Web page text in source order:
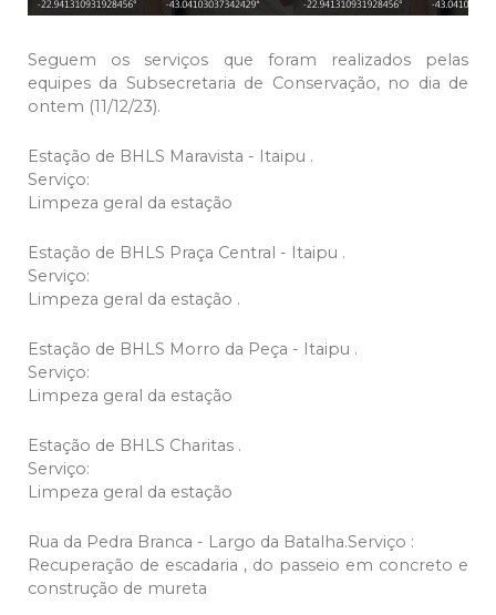
Seguem os serviços que foram realizados pelas
equipes da Subsecretaria de Conservação, no dia de
ontem (11/12/23).
Estação de BHLS Maravista - Itaipu .
Serviço:
Limpeza geral da estação
Estação de BHLS Praça Central - Itaipu .
Serviço:
Limpeza geral da estação .
Estação de BHLS Morro da Peça - Itaipu .
Serviço:
Limpeza geral da estação
Estação de BHLS Charitas .
Serviço:
Limpeza geral da estação
Rua da Pedra Branca - Largo da Batalha.Serviço :
Recuperação de escadaria , do passeio em concreto e
construção de mureta